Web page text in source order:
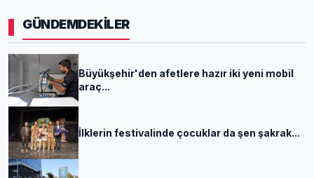
GÜNDEMDEKİLER
Büyükşehir'den afetlere hazır iki yeni mobil
araç...
İlklerin festivalinde çocuklar da şen şakrak...